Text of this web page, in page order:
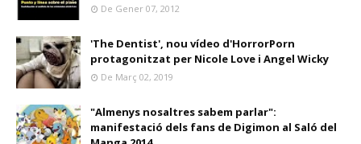
De Gener 07, 2012
'The Dentist', nou vídeo d'HorrorPorn
protagonitzat per Nicole Love i Angel Wicky
De Març 02, 2019
"Almenys nosaltres sabem parlar":
manifestació dels fans de Digimon al Saló del